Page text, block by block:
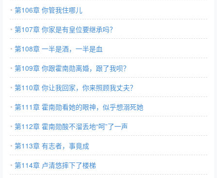
第106章 你管我住哪儿
第107章 你家是有皇位要继承吗？
第108章 一半是酒，一半是血
第109章 你跟霍南勋离婚，跟了我呗？
第110章 你让我回家，你来照顾我丈夫？
第111章 霍南勋看她的眼神，似乎想溺死她
第112章 霍南勋酸不溜丢地“呵”了一声
第113章 有志者，事竟成
第114章 卢清悠摔下了楼梯